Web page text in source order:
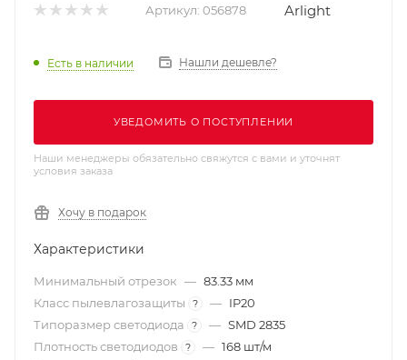
Артикул: 056878 Arlight
Есть в наличии Нашли дешевле?
УВЕДОМИТЬ О ПОСТУПЛЕНИИ
Наши менеджеры обязательно свяжутся с вами и уточнят
условия заказа
Хочу в подарок
Характеристики
Минимальный отрезок — 83.33 мм
Класс пылевлагозащиты
? — IP20
Типоразмер светодиода
? — SMD 2835
Плотность светодиодов
? — 168 шт/м